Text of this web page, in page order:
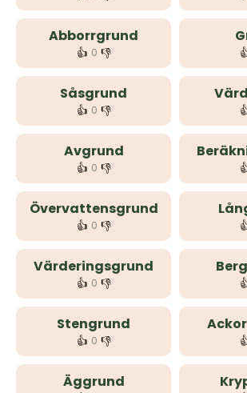
Abborrgrund
👍 0 👎
Såsgrund
👍 0 👎
Avgrund
👍 0 👎
Övervattensgrund
👍 0 👎
Värderingsgrund
👍 0 👎
Stengrund
👍 0 👎
Äggrund